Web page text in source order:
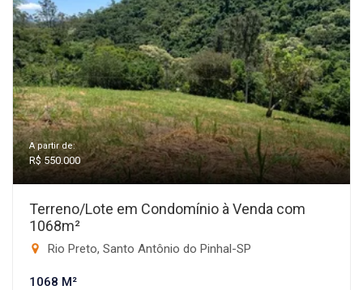
A partir de:
R$ 550.000
Terreno/Lote em Condomínio à Venda com
1068m²
Rio Preto, Santo Antônio do Pinhal-SP
1068 M²